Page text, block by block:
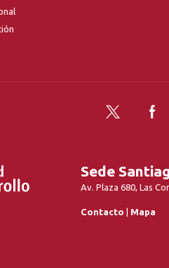
Twitter
Sede
Av. Plaza 680, Las
Contacto | Mapa